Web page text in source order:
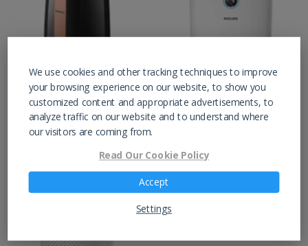
Purificador Philips
Serie 3000
Purificador Philips
We use cookies and other tracking techniques to improve
your browsing experience on our website, to show you
customized content and appropriate advertisements, to
analyze traffic on our website and to understand where
our visitors are coming from.
Read Our Cookie Policy
Accept
Settings